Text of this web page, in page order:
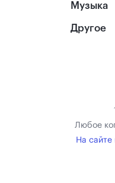
Музыка
Другое
Любое
На сайте